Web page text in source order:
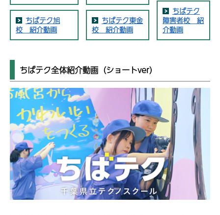
ちばテク旭
校 紹介動画
ちばテク東金
校 紹介動画
ちばテク
障害者校 紹
介動画
ちばテク全体紹介動画（ショートver）